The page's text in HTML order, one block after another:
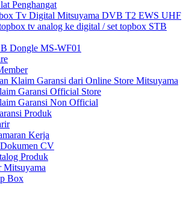
Penghangat
Tv Digital Mitsuyama DVB T2 EWS UHF
tv analog ke digital / set topbox STB
Dongle MS-WF01
Klaim Garansi dari Online Store Mitsuyama
Garansi Official Store
Garansi Non Official
Produk
Kerja
CV
Produk
Mitsuyama
Box